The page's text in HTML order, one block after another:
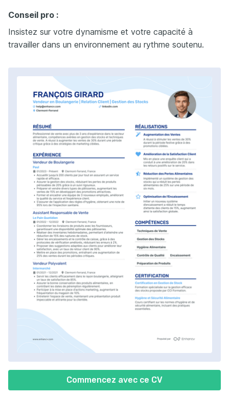
Commencez avec ce CV
Conseil pro :
Insistez sur votre dynamisme et votre capacité à
travailler dans un environnement au rythme soutenu.